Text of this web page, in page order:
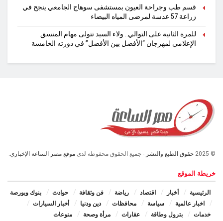
قسم طب وجراحة العيون بمستشفى سوهاج الجامعي ينجح في
زراعة 57 عدسة لمرضى المياه البيضاء
للمرة الثانية على التوالي.. ولاء السيد تتولى مهام المنسق
الإعلامي لمهرجان “الأفضل بين الأفضل” في دورته الخامسة
© 2025 حقوق الطبع والنشر - جميع الحقوق محفوظة لدى موقع مصر الساعة الإخباري.
خريطة الموقع
الرئيسية أخبار اقتصاد رياضة فن وثقافة حوادث
بنوك وبورصة
اخبار عالمية
سياسة محافظات دين ودنيا
أخبار السيارات
خدمات
بترول وطاقة عقارات مرأة وصحة منوعات